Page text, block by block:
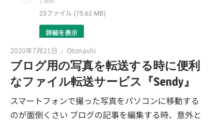
2020年7月21日 Otonashi
ブログ用の写真を転送する時に便利
なファイル転送サービス『Sendy』
スマートフォンで撮った写真をパソコンに移動する
のが面倒くさい ブログの記事を編集する時、意外と